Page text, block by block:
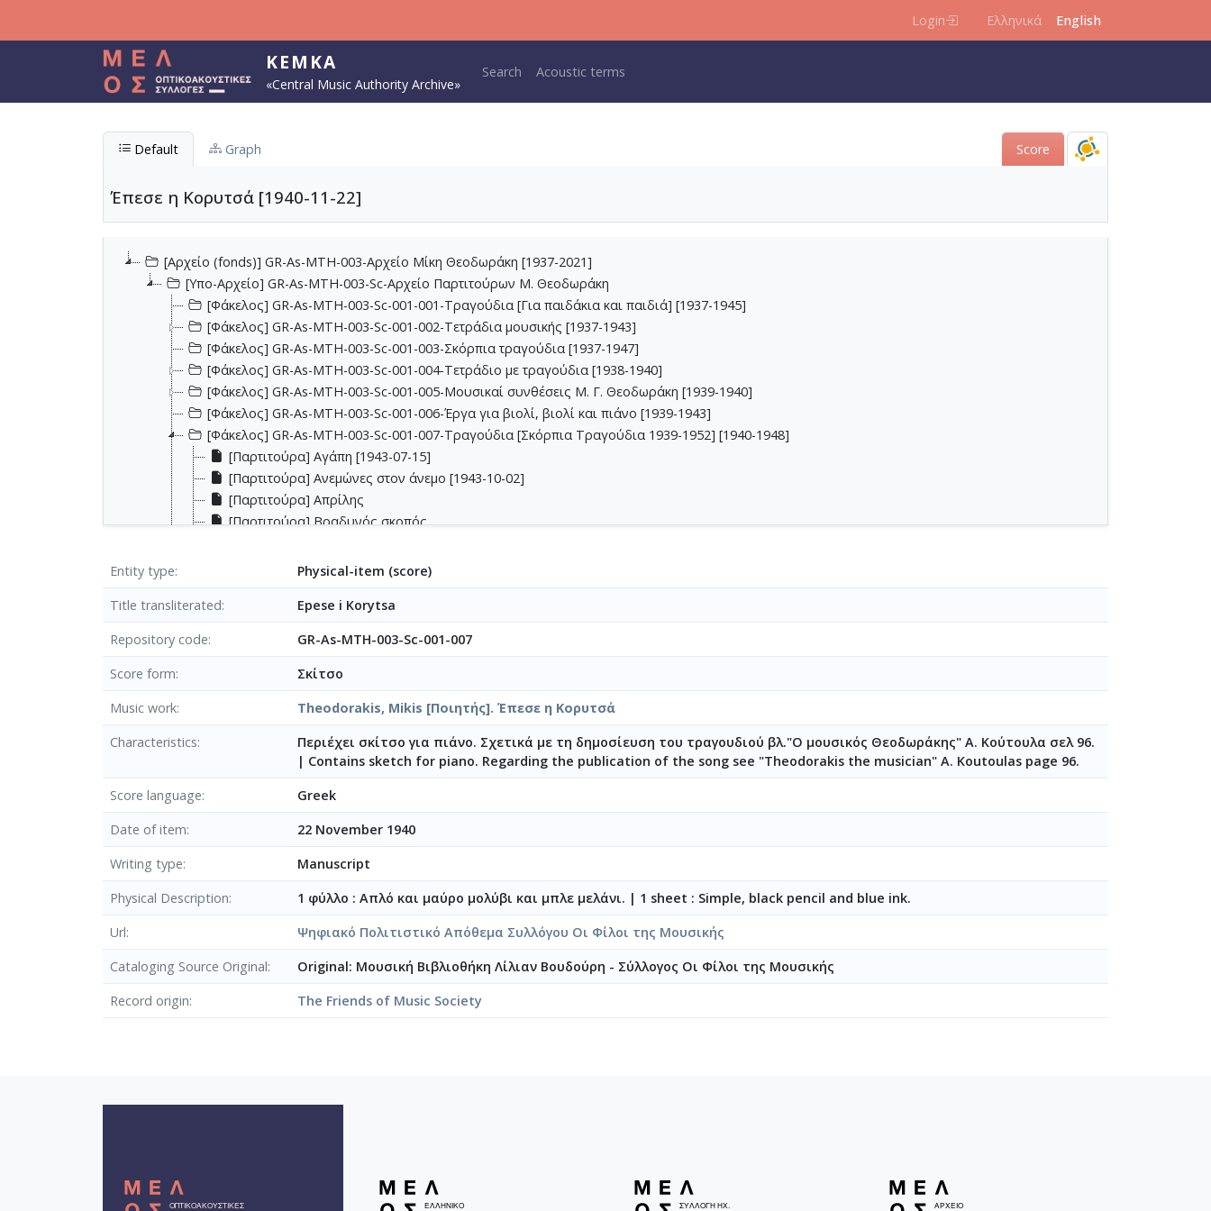
Login Ελληνικά English
KEMKA
«Central Music Authority Archive»
Main navigation
Search Acoustic terms
Default Graph Score
Έπεσε η Κορυτσά [1940-11-22]
[Αρχείο (fonds)] GR-As-MTH-003-Αρχείο Μίκη Θεοδωράκη [1937-2021]
[Υπο-Αρχείο] GR-As-MTH-003-Sc-Αρχείο Παρτιτούρων Μ. Θεοδωράκη
[Φάκελος] GR-As-MTH-003-Sc-001-001-Τραγούδια [Για παιδάκια και παιδιά] [1937-1945]
[Φάκελος] GR-As-MTH-003-Sc-001-002-Τετράδια μουσικής [1937-1943]
[Φάκελος] GR-As-MTH-003-Sc-001-003-Σκόρπια τραγούδια [1937-1947]
[Φάκελος] GR-As-MTH-003-Sc-001-004-Τετράδιο με τραγούδια [1938-1940]
[Φάκελος] GR-As-MTH-003-Sc-001-005-Μουσικαί συνθέσεις Μ. Γ. Θεοδωράκη [1939-1940]
[Φάκελος] GR-As-MTH-003-Sc-001-006-Έργα για βιολί, βιoλί και πιάνο [1939-1943]
[Φάκελος] GR-As-MTH-003-Sc-001-007-Τραγούδια [Σκόρπια Τραγούδια 1939-1952] [1940-1948]
[Παρτιτούρα] Αγάπη [1943-07-15]
[Παρτιτούρα] Ανεμώνες στον άνεμο [1943-10-02]
[Παρτιτούρα] Απρίλης
[Παρτιτούρα] Βραδυνός σκοπός
[Παρτιτούρα] Για μια πεθαμμένη
[Παρτιτούρα] Για μια πεθαμμένη
[Παρτιτούρα] Η αγάπη μας μισεί
[Παρτιτούρα] Η ξανθούλα [1943-05-06]
[Παρτιτούρα] Η χαρά του καλού βαθμού
[Παρτιτούρα] Θάλασσά μου
[Παρτιτούρα] Νανούρισμα [1945-05-23]
[Παρτιτούρα] Ο γρύλλος
[Παρτιτούρα] Ο σκοπός μιας καρδιάς [1942-06-22]
[Παρτιτούρα] [Σκόρπια τραγούδια] [1940-11-22]
[Παρτιτούρα] Το κοιμητήρι [1945-05-30]
[Παρτιτούρα] Το χινόπωρο της αγάπης
[Παρτιτούρα] Το χινόπωρο της αγάπης [1942-08-01]
[Παρτιτούρα] Τραγούδι
[Φάκελος] GR-As-MTH-003-Sc-002-008-Σχέδια, ορχηστρικά [1940-1940]
[Φάκελος] GR-As-MTH-003-Sc-002-012-Dueto (Δι' έγχορδα) [1941-04-14-1941-05-16]
Entity type
Physical-item (score)
Title transliterated
Epese i Korytsa
Repository code
GR-As-MTH-003-Sc-001-007
Score form
Σκίτσο
Music work
Theodorakis, Mikis [Ποιητής]. Έπεσε η Κορυτσά
Characteristics
Περιέχει σκίτσο για πιάνο. Σχετικά με τη δημοσίευση του τραγουδιού βλ."Ο μουσικός Θεοδωράκης" Α. Κούτουλα σελ 96.
| Contains sketch for piano. Regarding the publication of the song see "Theodorakis the musician" A. Koutoulas page 96.
Score language
Greek
Date of item
22 November 1940
Writing type
Manuscript
Physical Description
1 φύλλο : Απλό και μαύρο μολύβι και μπλε μελάνι. | 1 sheet : Simple, black pencil and blue ink.
Url
Ψηφιακό Πολιτιστικό Απόθεμα Συλλόγου Οι Φίλοι της Μουσικής
Cataloging Source Original
Original: Μουσική Βιβλιοθήκη Λίλιαν Βουδούρη - Σύλλογος Οι Φίλοι της Μουσικής
Record origin
The Friends of Music Society